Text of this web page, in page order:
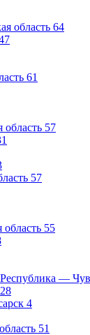
область 64
61
область 57
57
область 55
—
28
4
51